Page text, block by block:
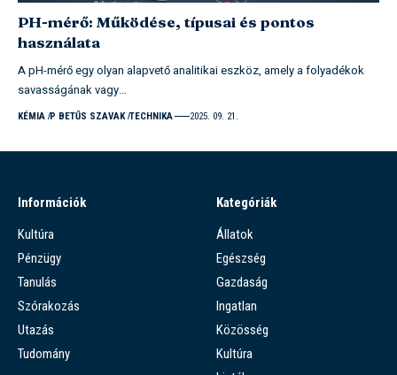
PH-mérő: Működése, típusai és pontos
használata
A pH-mérő egy olyan alapvető analitikai eszköz, amely a folyadékok
savasságának vagy…
KÉMIA P BETŰS SZAVAK TECHNIKA 2025. 09. 21.
Információk
Kultúra
Pénzügy
Tanulás
Szórakozás
Utazás
Tudomány
Kategóriák
Állatok
Egészség
Gazdaság
Ingatlan
Közösség
Kultúra